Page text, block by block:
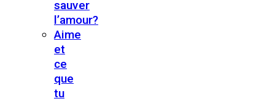
sauver
l’amour?
Aime
et
ce
que
tu